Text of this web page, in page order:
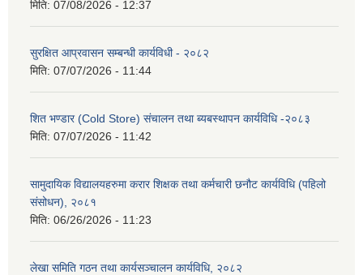
मिति: 07/08/2026 - 12:37
सुरक्षित आप्रवासन सम्बन्धी कार्यविधी - २०८२
मिति: 07/07/2026 - 11:44
शित भण्डार (Cold Store) संचालन तथा ब्यबस्थापन कार्यविधि -२०८३
मिति: 07/07/2026 - 11:42
सामुदायिक विद्यालयहरुमा करार शिक्षक तथा कर्मचारी छनौट कार्यविधि (पहिलो
संसोधन), २०८१
मिति: 06/26/2026 - 11:23
लेखा समिति गठन तथा कार्यसञ्चालन कार्यविधि, २०८२